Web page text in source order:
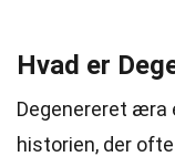
Hvad er
Degenereret æra
historien, der